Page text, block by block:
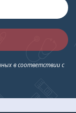
в соответствии с